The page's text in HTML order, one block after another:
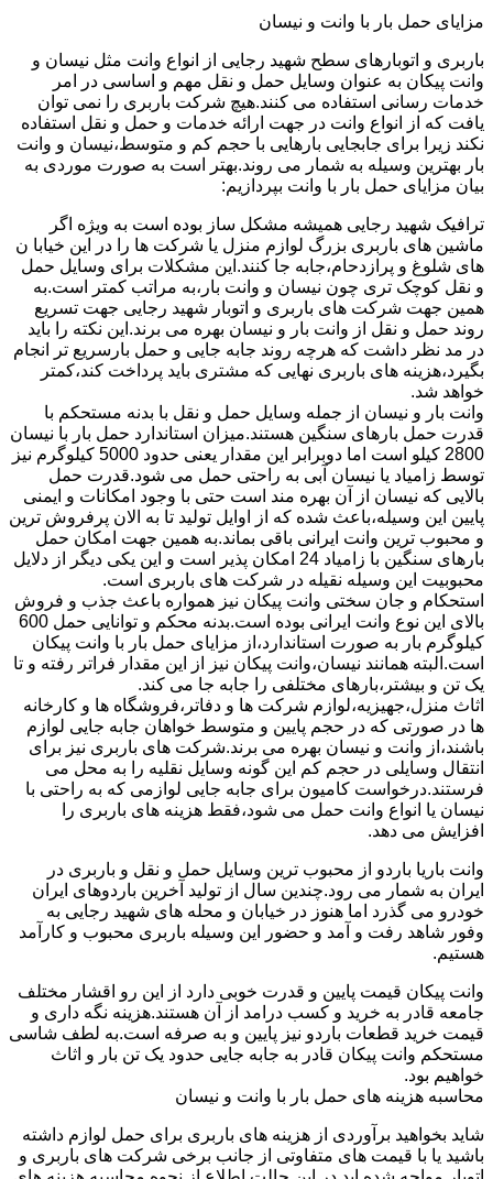
مزایای حمل بار با وانت و نیسان
باربری و اتوبارهای سطح شهید رجایی از انواع وانت مثل نیسان و
وانت پیکان به عنوان وسایل حمل و نقل مهم و اساسی در امر
خدمات رسانی استفاده می کنند.هیچ شرکت باربری را نمی توان
یافت که از انواع وانت در جهت ارائه خدمات و حمل و نقل استفاده
نکند زیرا برای جابجایی بارهایی با حجم کم و متوسط،نیسان و وانت
بار بهترین وسیله به شمار می روند.بهتر است به صورت موردی به
بیان مزایای حمل بار با وانت بپردازیم:
ترافیک شهید رجایی همیشه مشکل ساز بوده است به ویژه اگر
ماشین های باربری بزرگ لوازم منزل یا شرکت ها را در این خیابا ن
های شلوغ و پرازدحام،جابه جا کنند.این مشکلات برای وسایل حمل
و نقل کوچک تری چون نیسان و وانت بار،به مراتب کمتر است.به
همین جهت شرکت های باربری و اتوبار شهید رجایی جهت تسریع
روند حمل و نقل از وانت بار و نیسان بهره می برند.این نکته را باید
در مد نظر داشت که هرچه روند جابه جایی و حمل بارسریع تر انجام
بگیرد،هزینه های باربری نهایی که مشتری باید پرداخت کند،کمتر
خواهد شد.
وانت بار و نیسان از جمله وسایل حمل و نقل با بدنه مستحکم با
قدرت حمل بارهای سنگین هستند.میزان استاندارد حمل بار با نیسان
2800 کیلو است اما دوبرابر این مقدار یعنی حدود 5000 کیلوگرم نیز
توسط زامیاد یا نیسان آبی به راحتی حمل می شود.قدرت حمل
بالایی که نیسان از آن بهره مند است حتی با وجود امکانات و ایمنی
پایین این وسیله،باعث شده که از اوایل تولید تا به الان پرفروش ترین
و محبوب ترین وانت ایرانی باقی بماند.به همین جهت امکان حمل
بارهای سنگین با زامیاد 24 امکان پذیر است و این یکی دیگر از دلایل
محبوبیت این وسیله نقیله در شرکت های باربری است.
استحکام و جان سختی وانت پیکان نیز همواره باعث جذب و فروش
بالای این نوع وانت ایرانی بوده است.بدنه محکم و توانایی حمل 600
کیلوگرم بار به صورت استاندارد،از مزایای حمل بار با وانت پیکان
است.البته همانند نیسان،وانت پیکان نیز از این مقدار فراتر رفته و تا
یک تن و بیشتر،بارهای مختلفی را جابه جا می کند.
اثاث منزل،جهیزیه،لوازم شرکت ها و دفاتر،فروشگاه ها و کارخانه
ها در صورتی که در حجم پایین و متوسط خواهان جابه جایی لوازم
باشند،از وانت و نیسان بهره می برند.شرکت های باربری نیز برای
انتقال وسایلی در حجم کم این گونه وسایل نقلیه را به محل می
فرستند.درخواست کامیون برای جابه جایی لوازمی که به راحتی با
نیسان یا انواع وانت حمل می شود،فقط هزینه های باربری را
افزایش می دهد.
وانت باریا باردو از محبوب ترین وسایل حمل و نقل و باربری در
ایران به شمار می رود.چندین سال از تولید آخرین باردوهای ایران
خودرو می گذرد اما هنوز در خیابان و محله های شهید رجایی به
وفور شاهد رفت و آمد و حضور این وسیله باربری محبوب و کارآمد
هستیم.
وانت پیکان قیمت پایین و قدرت خوبی دارد از این رو اقشار مختلف
جامعه قادر به خرید و کسب درامد از آن هستند.هزینه نگه داری و
قیمت خرید قطعات باردو نیز پایین و به صرفه است.به لطف شاسی
مستحکم وانت پیکان قادر به جابه جایی حدود یک تن بار و اثاث
خواهیم بود.
محاسبه هزینه های حمل بار با وانت و نیسان
شاید بخواهید برآوردی از هزینه های باربری برای حمل لوازم داشته
باشید یا با قیمت های متفاوتی از جانب برخی شرکت های باربری و